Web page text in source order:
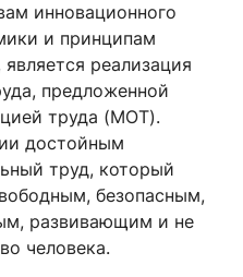
инновационного
и принципам
реализация
предложенной
труда (МОТ).
достойным
труд, который
безопасным,
развивающим и не
человека.